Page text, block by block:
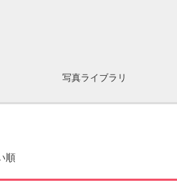
写真ライブラリ
順